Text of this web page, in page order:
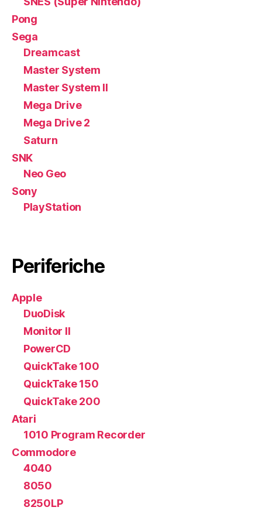
Pong
Sega
Dreamcast
Master System
Master System II
Mega Drive
Mega Drive 2
Saturn
SNK
Neo Geo
Sony
PlayStation
Periferiche
Apple
DuoDisk
Monitor II
PowerCD
QuickTake 100
QuickTake 150
QuickTake 200
Atari
1010 Program Recorder
Commodore
4040
8050
8250LP